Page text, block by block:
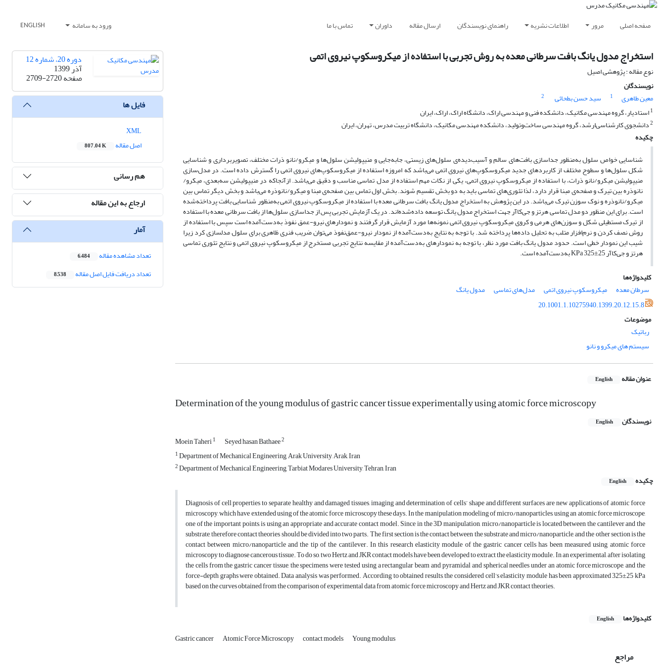
صفحه اصلی مرور اطلاعات نشریه راهنمای نویسندگان ارسال مقاله داوران تماس با ما ورود به سامانه ENGLISH
استخراج مدول یانگ بافت سرطانی معده به روش تجربی با استفاده از میکروسکوپ نیروی اتمی
نوع مقاله : پژوهشی اصیل
نویسندگان
معین طاهری
1 سید حسن بطحائی
2
1استادیار، گروه مهندسی مکانیک، دانشکده فنی و مهندسی اراک، دانشگاه اراک، اراک، ایران
2دانشجوی کارشناسی‌ارشد‌، گروه مهندسی ساخت‌وتولید، دانشکده مهندسی مکانیک، دانشگاه تربیت مدرس، تهران، ایران
چکیده
شناسایی خواص سلول به‌منظور جداسازی بافت‌های سالم و آسیب‌دیده‌ی سلول‌های زیستی، جابه‌جایی و منیپولیشن سلول‌ها و میکرو/نانو ذرات مختلف، تصویربرداری و شناسایی
شکل سلول‌ها و سطوح مختلف از کاربردهای جدید میکروسکوپ‌های نیروی اتمی می‌باشد که امروزه استفاده از میکروسکوپ‌های نیروی اتمی را گسترش داده است. در مدل‌سازی
منیپولیشن میکرو/نانو ذرات، با استفاده از میکروسکوپ نیروی اتمی، یکی از نکات مهم استفاده از مدل تماسی مناسب و دقیق می‌باشد. ازآنجاکه در منیپولیشن سه‌بعدی، میکرو/
نانوذره بین تیرک و صفحه‌ی مبنا قرار دارد، لذا تئوری‌های تماسی باید به دو بخش تقسیم شوند. بخش اول تماس بین صفحه‌ی مبنا و میکرو/نانوذره می‌باشد و بخش دیگر تماس بین
میکرو/نانوذره و نوک سوزن تیرک می‌باشد. در این پژوهش به استخراج مدول یانگ بافت سرطانی معده با استفاده از میکروسکوپ نیروی اتمی به‌منظور شناسایی بافت پرداخته‌شده
است. برای این منظور دو مدل تماسی هرتز و جی‌کاآر جهت استخراج مدول یانگ توسعه داده‌شده‌اند. در یک آزمایش تجربی پس از جداسازی سلول‌ها از بافت سرطانی معده با استفاده
از تیرک مستطیلی شکل و سوزن‌های هرمی و کروی میکروسکوپ نیروی اتمی نمونه‌ها مورد آزمایش قرار گرفتند و نمودارهای نیرو-عمق نفوذ به‌دست‌آمده است سپس با استفاده از
روش نصف کردن و نرم‌افزار متلب به تحلیل داده‌ها پرداخته شد. با توجه به نتایج به‌دست‌آمده از نمودار نیرو-عمق‌نفوذ می‌توان ضریب فنری ظاهری برای سلول مدلسازی کرد زیرا
شیب این نمودار خطی است. حدود مدول یانگ بافت مورد نظر، با توجه به نمودارهای به‌دست‌آمده از مقایسه نتایج تجربی مستخرج از میکروسکوپ نیروی اتمی و نتایج تئوری تماسی
هرتز و جی‌کاآر 25±325 KPaبه‌دست‌آمده است.
کلیدواژه‌ها
سرطان معده
میکروسکوپ نیروی اتمی مدل‌های تماسی
مدول یانگ
20.1001.1.10275940.1399.20.12.15.8
موضوعات
رباتیک
سیستم های میکرو و نانو
عنوان مقاله English
Determination of the young modulus of gastric cancer tissue experimentally using atomic force microscopy
نویسندگان English
Moein Taheri1 Seyed hasan Bathaee2
1Department of Mechanical Engineering, Arak University, Arak, Iran
2Department of Mechanical Engineering, Tarbiat Modares University, Tehran, Iran
چکیده
English
Diagnosis of cell properties to separate healthy and damaged tissues, imaging and determination of cells’ shape and different surfaces are new applications of atomic force
microscopy, which have extended using of the atomic force microscopy these days. In the manipulation modeling of micro/nanoparticles, using an atomic force microscope,
one of the important points, is using an appropriate and accurate contact model. Since in the 3D manipulation, micro/nanoparticle is located between the cantilever and the
substrate, therefore contact theories should be divided into two parts. The first section is the contact between the substrate and micro/nanoparticle, and the other section is the
contact between micro/nanoparticle and the tip of the cantilever. In this research elasticity module of the gastric cancer cells has been measured using atomic force
microscopy to diagnose cancerous tissue. To do so, two Hertz and JKR contact models have been developed to extract the elasticity module. In an experimental, after isolating
the cells from the gastric cancer tissue, the specimens were tested using a rectangular beam and pyramidal and spherical needles under an atomic force microscope, and the
force-depth graphs were obtained. Data analysis was performed. According to obtained results, the considered cell’s elasticity module has been approximated 325±25 kPa
based on the curves obtained from the comparison of experimental data from atomic force microscopy and Hertz and JKR contact theories.
کلیدواژه‌ها English
Gastric cancer Atomic Force Microscopy contact models Young modulus
مراجع
دوره 20، شماره 12
آذر 1399
صفحه2709-2720
فایل ها
اصل مقاله
807.04 K
هم رسانی
ارجاع به این مقاله
آمار
تعداد مشاهده مقاله 6,484
تعداد دریافت فایل اصل مقاله 8,538